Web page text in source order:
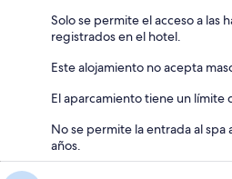
Solo se permite el acceso a las
registrados en el hotel.
Este alojamiento no acepta
El aparcamiento tiene un límite
No se permite la entrada al spa
años.